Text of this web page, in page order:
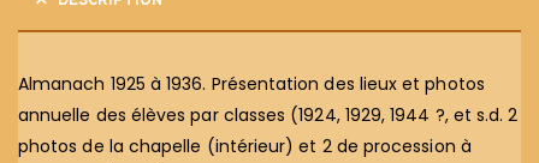
Almanach 1925 à 1936. Présentation des lieux et photos
annuelle des élèves par classes (1924, 1929, 1944 ?, et s.d. 2
photos de la chapelle (intérieur) et 2 de procession à